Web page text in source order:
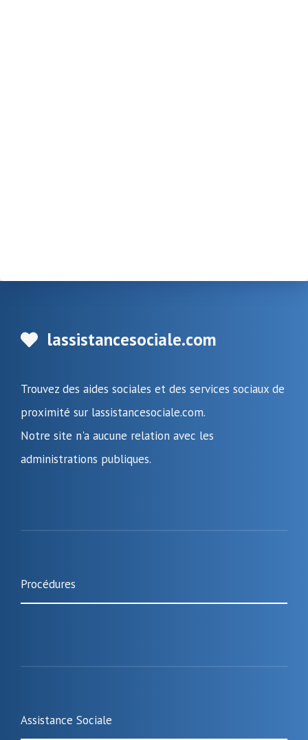
lassistancesociale.com
Trouvez des aides sociales et des services sociaux de
proximité sur lassistancesociale.com.
Notre site n'a aucune relation avec les
administrations publiques.
Procédures
Assistance Sociale